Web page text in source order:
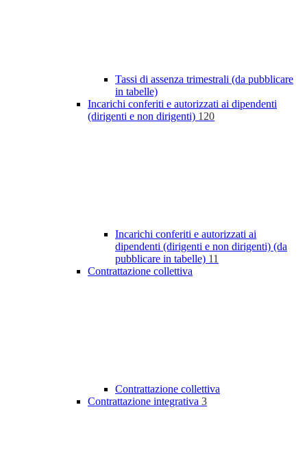
Tassi di assenza trimestrali (da pubblicare
in tabelle)
Incarichi conferiti e autorizzati ai dipendenti
(dirigenti e non dirigenti) 120
Incarichi conferiti e autorizzati ai
dipendenti (dirigenti e non dirigenti) (da
pubblicare in tabelle) 11
Contrattazione collettiva
Contrattazione collettiva
Contrattazione integrativa 3